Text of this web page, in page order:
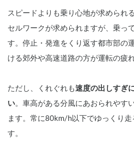
スピードよりも乗り心地が求められ
セルワークが求められますが、乗っ
す。停止・発進をくり返す都市部の
ける郊外や高速道路の方が運転の疲
ただし、くれぐれも速度の出しすぎ
い。車高がある分風にあおられやす
ます。常に80km/h以下でゆっくり走
す。